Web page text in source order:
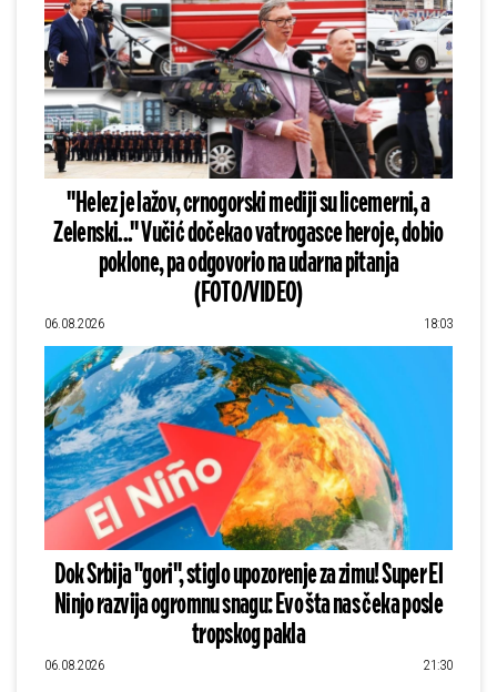
"Helez je lažov, crnogorski mediji su licemerni, a
Zelenski..." Vučić dočekao vatrogasce heroje, dobio
poklone, pa odgovorio na udarna pitanja
(FOTO/VIDEO)
06.08.2026 18:03
Dok Srbija "gori", stiglo upozorenje za zimu! Super El
Ninjo razvija ogromnu snagu: Evo šta nas čeka posle
tropskog pakla
06.08.2026 21:30